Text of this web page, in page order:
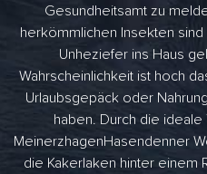
Gesundheitsamt zu
herkömmlichen Insekten
Unheziefer ins Haus
Wahrscheinlichkeit ist hoch
Urlaubsgepäck oder
haben. Durch die
MeinerzhagenHasendenner
die Kakerlaken hinter einem